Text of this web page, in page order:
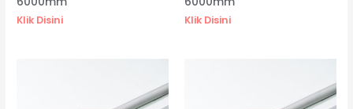
Klik Disini Klik Disini